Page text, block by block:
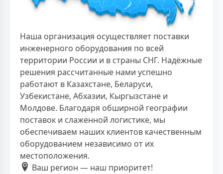
Наша организация осуществляет поставки
инженерного оборудования по всей
территории России и в страны СНГ. Надёжные
решения рассчитанные нами успешно
работают в Казахстане, Беларуси,
Узбекистане, Абхазии, Кыргызстане и
Молдове. Благодаря обширной географии
поставок и слаженной логистике, мы
обеспечиваем наших клиентов качественным
оборудованием независимо от их
местоположения.
Ваш регион — наш приоритет!